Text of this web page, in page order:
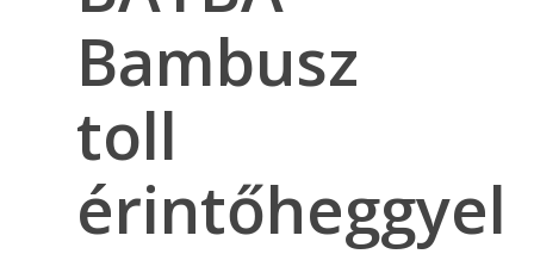
Bambusz
toll
érintőheggyel